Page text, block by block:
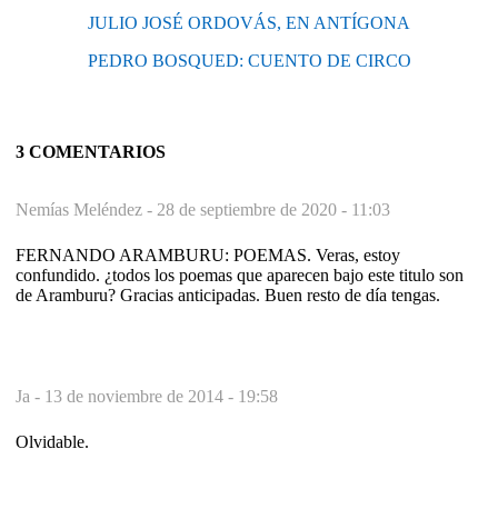
JULIO JOSÉ ORDOVÁS, EN ANTÍGONA
PEDRO BOSQUED: CUENTO DE CIRCO
3 COMENTARIOS
Nemías Meléndez - 28 de septiembre de 2020 - 11:03
FERNANDO ARAMBURU: POEMAS. Veras, estoy
confundido. ¿todos los poemas que aparecen bajo este titulo son
de Aramburu? Gracias anticipadas. Buen resto de día tengas.
Ja - 13 de noviembre de 2014 - 19:58
Olvidable.